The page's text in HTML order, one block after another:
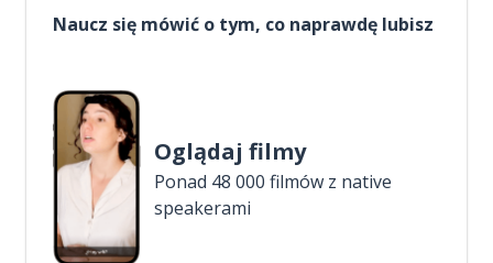
Naucz się mówić o tym, co naprawdę lubisz
Oglądaj filmy
Ponad 48 000 filmów z native
speakerami